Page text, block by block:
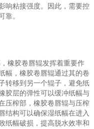
响粘接强度。因此，需要控
靠。
橡胶卷唇辊发挥着重要作
幅，橡胶卷唇辊通过其的卷
转移到另一个辊子，避免纸
胶层的弹性可以缓冲纸幅与
压榨部，橡胶卷唇辊与压榨
结构可以确保湿纸幅在进入
纸幅破损，提高脱水效率和